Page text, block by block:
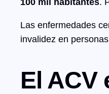
Las enfermedades
invalidez en
El ACV